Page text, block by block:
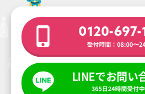
0120-697-
受付時間：08:00〜
LINEでお問い
365日24時間受付中